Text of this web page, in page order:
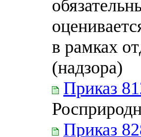
в рамках
(надзора)
Приказ
Приказ